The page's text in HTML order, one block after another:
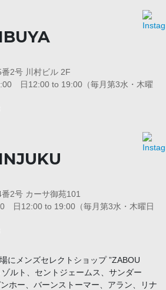
2号 川村ビル 2F
日12:00 to 19:00（毎月第3水・木曜
2号 カーサ御苑101
日12:00 to 19:00（毎月第3水・木曜日
にメンズセレクトショップ ”ZABOU
ゾルト、セントジェームス、サンダー
ホー、バーンストーマー、アラン、リナ